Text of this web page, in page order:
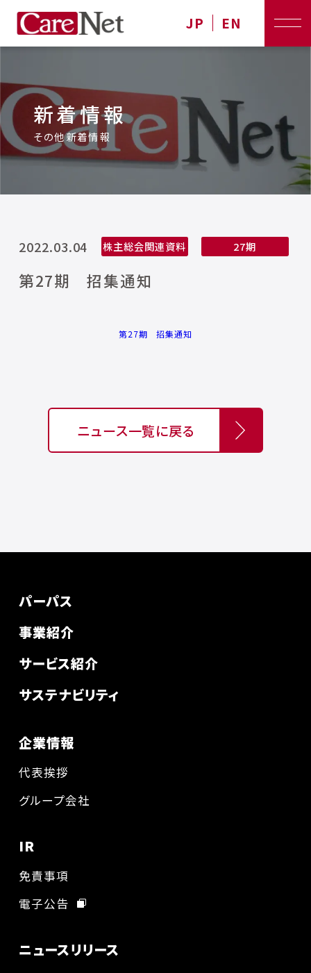
JP EN
新着情報
その他新着情報
2022.03.04 株主総会関連資料 27期
第27期 招集通知
第27期 招集通知
ニュース一覧に戻る
パーパス
事業紹介
サービス紹介
サステナビリティ
企業情報
代表挨拶
グループ会社
IR
免責事項
電子公告
ニュースリリース